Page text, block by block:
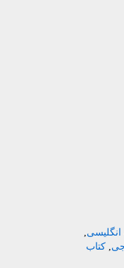
انگلیسی,
, کتاب